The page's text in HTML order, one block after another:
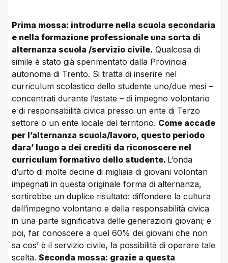
Prima mossa: introdurre nella scuola secondaria
e nella formazione professionale una sorta di
alternanza scuola /servizio civile. Qualcosa di
simile è stato già sperimentato dalla Provincia
autonoma di Trento. Si tratta di inserire nel
curriculum scolastico dello studente uno/due mesi –
concentrati durante l’estate – di impegno volontario
e di responsabilità civica presso un ente di Terzo
settore o un ente locale del territorio. Come accade
per l’alternanza scuola/lavoro, questo periodo
dara’ luogo a dei crediti da riconoscere nel
curriculum formativo dello studente. L’onda
d’urto di molte decine di migliaia di giovani volontari
impegnati in questa originale forma di alternanza,
sortirebbe un duplice risultato: diffondere la cultura
dell’impegno volontario e della responsabilità civica
in una parte significativa delle generazioni giovani; e
poi, far conoscere a quel 60% dei giovani che non
sa cos’ è il servizio civile, la possibilità di operare tale
scelta. Seconda mossa: grazie a questa